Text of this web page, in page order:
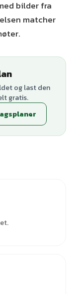
bilder fra
matcher
og last den
gratis.